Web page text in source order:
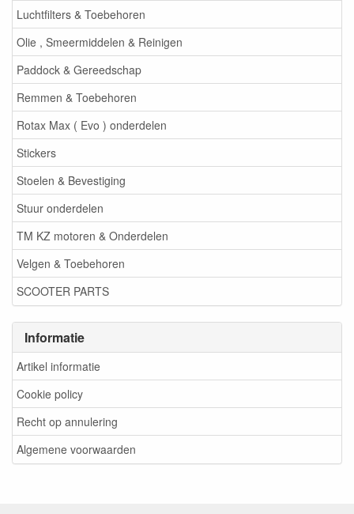
Luchtfilters & Toebehoren
Olie , Smeermiddelen & Reinigen
Paddock & Gereedschap
Remmen & Toebehoren
Rotax Max ( Evo ) onderdelen
Stickers
Stoelen & Bevestiging
Stuur onderdelen
TM KZ motoren & Onderdelen
Velgen & Toebehoren
SCOOTER PARTS
Informatie
Artikel informatie
Cookie policy
Recht op annulering
Algemene voorwaarden